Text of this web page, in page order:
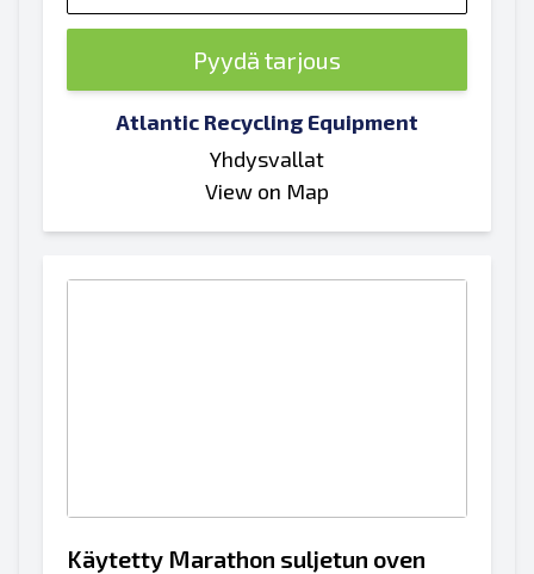
Pyydä tarjous
Atlantic Recycling Equipment
Yhdysvallat
View on Map
Käytetty Marathon suljetun oven